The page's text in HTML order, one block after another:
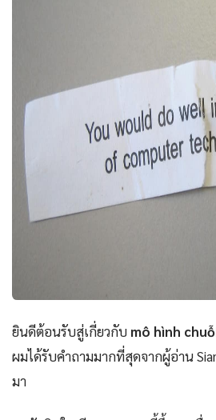
ยินดีต้อนรับสู่เกี่ยวกับ mô hình
ผมได้รับคำถามมากที่สุดจากผู้อ่าน
มา